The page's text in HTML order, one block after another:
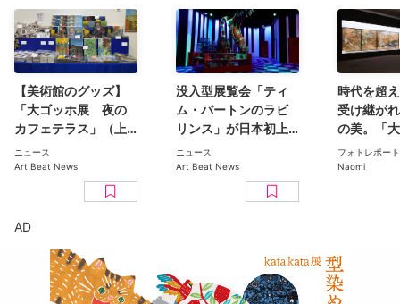
【美術館のグッズ】
「大ゴッホ展 夜の
カフェテラス」（上
野の森美術館）で見
つけた、編集部おす
すめグッズ10選
ニュース
Art Beat News
没入型展覧会「ティ
ム・バートンのラビ
リンス」が日本初上
陸。豊洲のCREVIA
BASE Tokyoで11月開
ニュース
Art Beat News
時代を超
受け継が
の美。「
日本美術
ン 百花繚乱〜海を越
フォトレポート
Naomi
AD